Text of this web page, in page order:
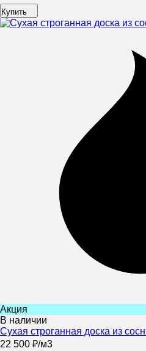
Купить
Акция
В наличии
Сухая строганная доска из
22 500 ₽/м3